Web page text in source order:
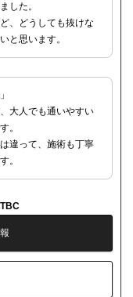
した。
、どうしても抜けな
と思います。
大人でも通いやすい
。
違って、施術も丁寧
。